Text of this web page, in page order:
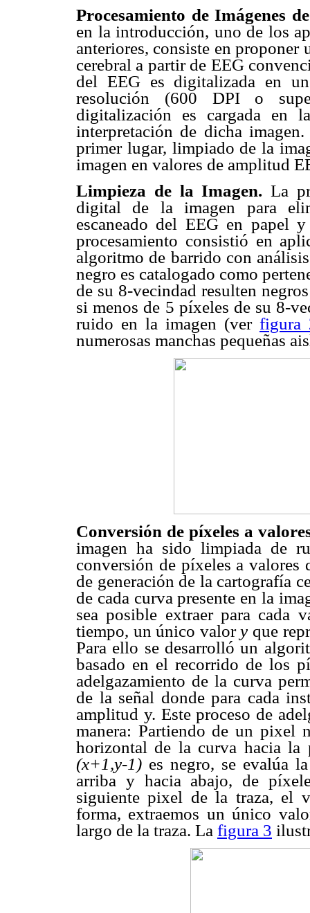
Procesamiento de Imágenes
en la introducción, uno de los
anteriores, consiste en
cerebral a partir de EEG
del EEG es digitalizada en
resolución (600 DPI o
digitalización es cargada en
interpretación de dicha
primer lugar, limpiado de la
imagen en valores de amplitud
Limpieza de la Imagen. La
digital de la imagen para
escaneado del EEG en papel
procesamiento consistió en
algoritmo de barrido con
negro es catalogado como
de su 8-vecindad resulten
si menos de 5 píxeles de su 8-
ruido en la imagen (ver figura
numerosas manchas pequeñas
Conversión de píxeles a
imagen ha sido limpiada de
conversión de píxeles a
de generación de la cartografía
de cada curva presente en la
sea posible extraer para cada
tiempo, un único valory que
Para ello se desarrolló un
basado en el recorrido de los
adelgazamiento de la curva
de la señal donde para cada
amplitud y. Este proceso de
manera: Partiendo de un pixel
horizontal de la curva hacia la
(x+1,y-1) es negro, se evalúa
arriba y hacia abajo, de
siguiente pixel de la traza, el
forma, extraemos un único
largo de la traza. La figura 3